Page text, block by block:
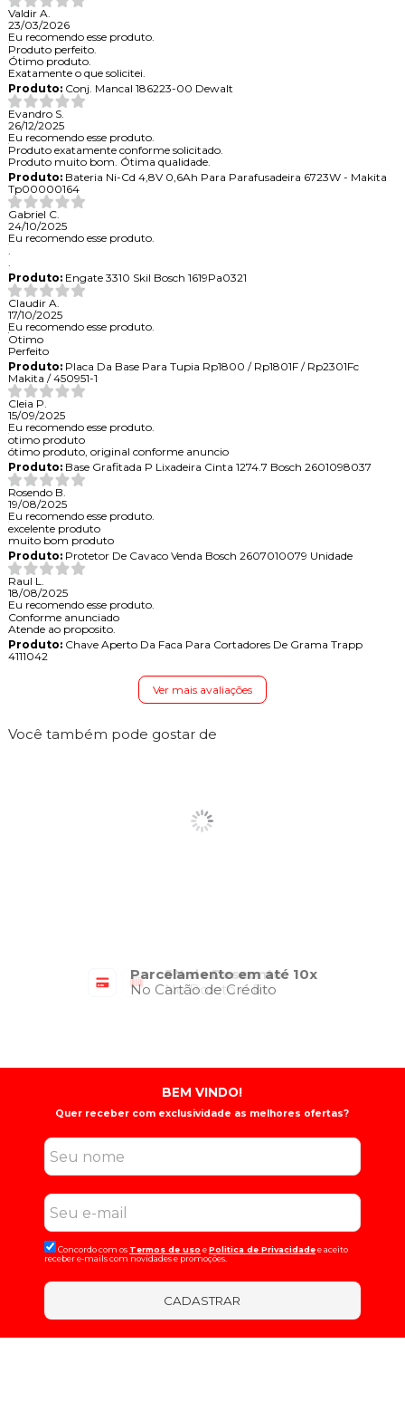
Valdir A.
23/03/2026
Eu recomendo esse produto.
Produto perfeito.
Ótimo produto.
Exatamente o que solicitei.
Produto:Conj. Mancal 186223-00 Dewalt
Evandro S.
26/12/2025
Eu recomendo esse produto.
Produto exatamente conforme solicitado.
Produto muito bom. Ótima qualidade.
Produto:Bateria Ni-Cd 4,8V 0,6Ah Para Parafusadeira 6723W - Makita
Tp00000164
Gabriel C.
24/10/2025
Eu recomendo esse produto.
.
.
Produto:Engate 3310 Skil Bosch 1619Pa0321
Claudir A.
17/10/2025
Eu recomendo esse produto.
Otimo
Perfeito
Produto:Placa Da Base Para Tupia Rp1800 / Rp1801F / Rp2301Fc
Makita / 450951-1
Cleia P.
15/09/2025
Eu recomendo esse produto.
otimo produto
ótimo produto, original conforme anuncio
Produto:Base Grafitada P Lixadeira Cinta 1274.7 Bosch 2601098037
Rosendo B.
19/08/2025
Eu recomendo esse produto.
excelente produto
muito bom produto
Produto:Protetor De Cavaco Venda Bosch 2607010079 Unidade
Raul L.
18/08/2025
Eu recomendo esse produto.
Conforme anunciado
Atende ao proposito.
Produto:Chave Aperto Da Faca Para Cortadores De Grama Trapp
4111042
Ver mais avaliações
Você também pode gostar de
Parcelamento em até 10x
No Cartão de Crédito
BEM VINDO!
Quer receber com exclusividade as melhores ofertas?
Concordo com os Termos de uso ePolitica de Privacidadee aceito
receber e-mails com novidades e promoções.
CADASTRAR